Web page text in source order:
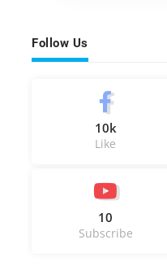
Follow Us
10k
Like
10
Subscribe